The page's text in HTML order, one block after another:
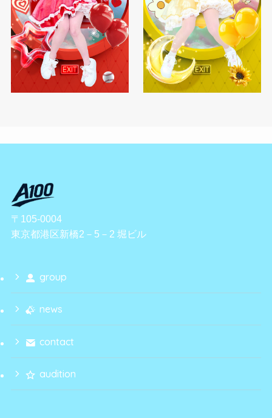
〒105-0004
東京都港区新橋2－5－2 堀ビル
group
news
contact
audition